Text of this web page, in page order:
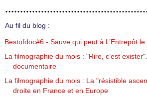
Au fil du blog :
Bestofdoc#6 - Sauve qui peut à L’Entrepôt
La filmographie du mois : "Rire, c’est
documentaire
La filmographie du mois : La "résistible
droite en France et en Europe